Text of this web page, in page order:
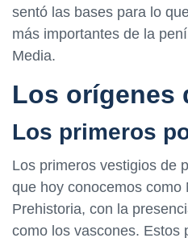
sentó las bases para lo
más importantes de la
Media.
Los orígenes
Los primeros
Los primeros vestigios de
que hoy conocemos como
Prehistoria, con la
como los vascones. Estos